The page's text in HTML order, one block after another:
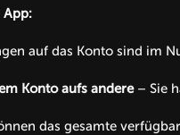
App:
auf das Konto sind im
Konto aufs andere – Sie
das gesamte